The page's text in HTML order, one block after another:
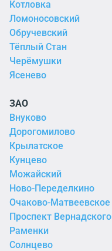
Котловка
Ломоносовский
Обручевский
Тёплый Стан
Черёмушки
Ясенево
ЗАО
Внуково
Дорогомилово
Крылатское
Кунцево
Можайский
Ново-Переделкино
Очаково-Матвеевское
Проспект Вернадского
Раменки
Солнцево